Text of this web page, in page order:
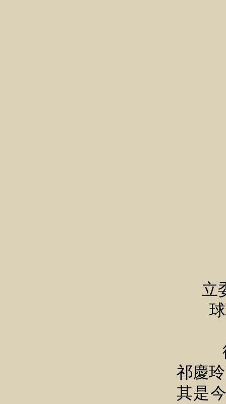
立
從祁
祁慶
其是